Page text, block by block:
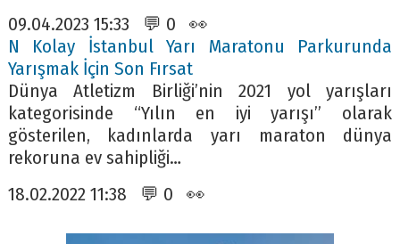
09.04.2023 15:33 💬 0 👀
N Kolay İstanbul Yarı Maratonu Parkurunda
Yarışmak İçin Son Fırsat
Dünya Atletizm Birliği’nin 2021 yol yarışları
kategorisinde “Yılın en iyi yarışı” olarak
gösterilen, kadınlarda yarı maraton dünya
rekoruna ev sahipliği…
18.02.2022 11:38 💬 0 👀